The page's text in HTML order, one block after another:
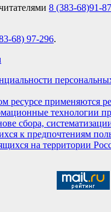
8 (383-68)91-
68) 97-296.
ресурсе применяются
технологии
сбора,
к предпочтениям
на территории